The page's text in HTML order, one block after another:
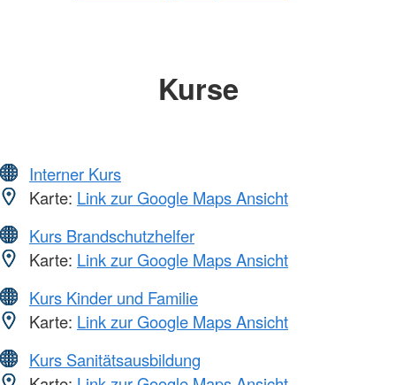
Kurse
Interner Kurs
Karte: Link zur Google Maps Ansicht
Kurs Brandschutzhelfer
Karte: Link zur Google Maps Ansicht
Kurs Kinder und Familie
Karte: Link zur Google Maps Ansicht
Kurs Sanitätsausbildung